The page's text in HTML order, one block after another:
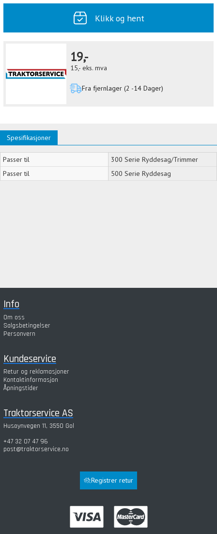
Klikk og hent
19,-
15,- eks. mva
Fra fjernlager (2 -14 Dager)
Spesifikasjoner
Passer til
300 Serie Ryddesag/Trimmer
Passer til
500 Serie Ryddesag
Info
Om oss
Salgsbetingelser
Personvern
Kundeservice
Retur og reklamasjoner
Kontaktinformasjon
Åpningstider
Traktorservice AS
Husøynvegen 11, 3550 Gol
+47 32 07 47 96
post@traktorservice.no
Registrer retur